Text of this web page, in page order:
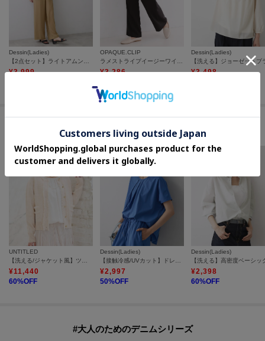
Dessin(Ladies)
¥3,999
OPAQUE.CLIP
¥3,286
Dessin(Ladies)
¥3,498
セールアイテムからのおすすめ
UNTITLED
【洗える/ジャケット風】ツイードニットカーディガン
¥11,440
60%OFF
Dessin(Ladies)
【接触冷感/UVカット】ドレープタックブラウス
¥2,997
50%OFF
Dessin(Ladies)
¥2,398
60%OFF
#大人のためのデニムシリーズ